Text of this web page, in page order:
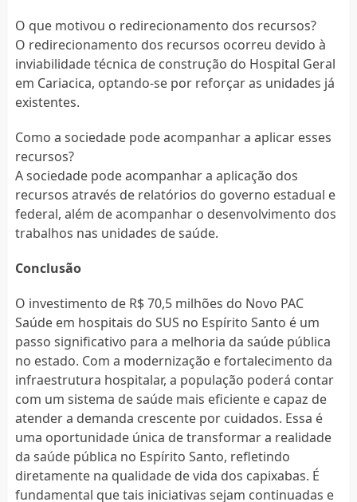
O que motivou o redirecionamento dos recursos?
O redirecionamento dos recursos ocorreu devido à
inviabilidade técnica de construção do Hospital Geral
em Cariacica, optando-se por reforçar as unidades já
existentes.
Como a sociedade pode acompanhar a aplicar esses
recursos?
A sociedade pode acompanhar a aplicação dos
recursos através de relatórios do governo estadual e
federal, além de acompanhar o desenvolvimento dos
trabalhos nas unidades de saúde.
Conclusão
O investimento de R$ 70,5 milhões do Novo PAC
Saúde em hospitais do SUS no Espírito Santo é um
passo significativo para a melhoria da saúde pública
no estado. Com a modernização e fortalecimento da
infraestrutura hospitalar, a população poderá contar
com um sistema de saúde mais eficiente e capaz de
atender a demanda crescente por cuidados. Essa é
uma oportunidade única de transformar a realidade
da saúde pública no Espírito Santo, refletindo
diretamente na qualidade de vida dos capixabas. É
fundamental que tais iniciativas sejam continuadas e